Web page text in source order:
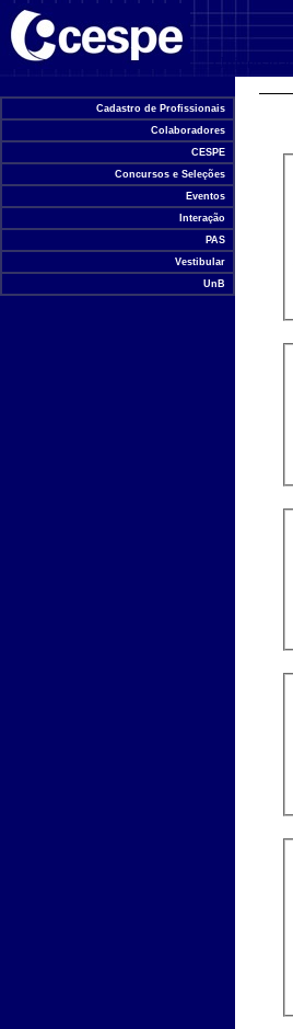
Cadastro de Profissionais
Colaboradores
CESPE
Concursos e Seleções
Eventos
Interação
PAS
Vestibular
UnB